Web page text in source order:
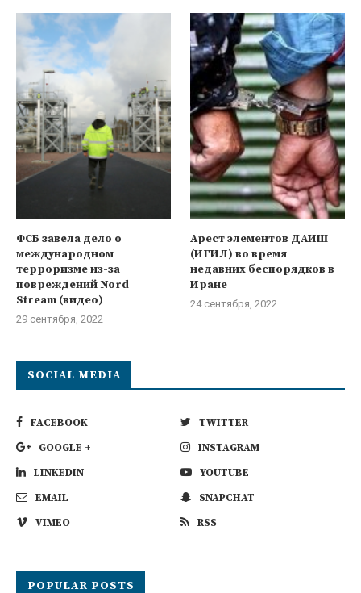
ФСБ завела дело о
международном
терроризме из-за
повреждений Nord
Stream (видео)
29 сентября, 2022
Арест элементов ДАИШ
(ИГИЛ) во время
недавних беспорядков в
Иране
24 сентября, 2022
SOCIAL MEDIA
FACEBOOK
TWITTER
GOOGLE +
INSTAGRAM
LINKEDIN
YOUTUBE
EMAIL
SNAPCHAT
VIMEO
RSS
POPULAR POSTS